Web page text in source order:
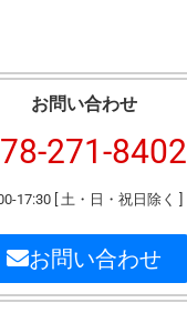
お問い合わせ
271-8402
17:30 [ 土・日・祝日除く ]
お問い合わせ